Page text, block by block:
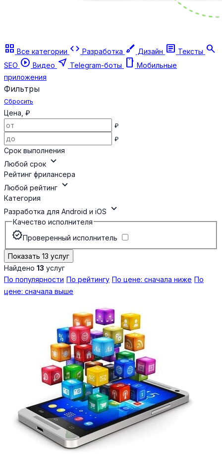
grid_view Все категории code Разработка brush Дизайн article Тексты search
SEO play_circle Видео near_me Telegram-боты smartphone Мобильные
приложения
Фильтры
Сбросить
Цена, ₽
₽
₽
Срок выполнения
Любой срок expand_more
Рейтинг фрилансера
Любой рейтинг expand_more
Категория
Разработка для Android и iOS expand_more
Качество исполнителя
verifiedПроверенный исполнитель
Показать 13 услуг
Найдено 13 услуг
По популярности По рейтингу По цене: сначала ниже По
цене: сначала выше